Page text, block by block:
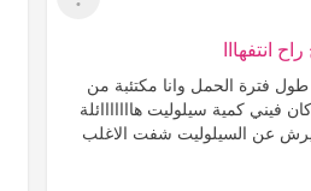
عرض القائمة
انتفهااا
فترة الحمل وانا مكتئبة من
فيني كمية سيلوليت هااااااائلة
عن السيلوليت شفت الاغلب